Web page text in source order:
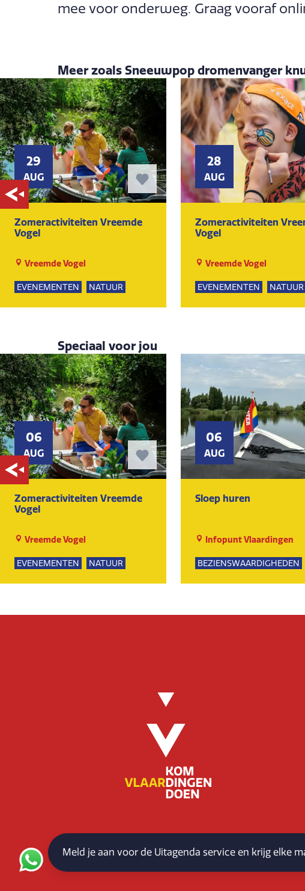
mee voor onderweg. Graag vooraf
Meer zoals Sneeuwpop dromenvanger
29
AUG
Zomeractiviteiten Vreemde
Vogel
Vreemde Vogel
EVENEMENTEN
NATUUR
SPEELTUIN
GROEPSUITJES
28
AUG
Zomeractiviteiten
Vogel
Vreemde Vogel
EVENEMENTEN
NATUUR
SPEELTUIN
Speciaal voor jou
06
AUG
Zomeractiviteiten Vreemde
Vogel
Vreemde Vogel
EVENEMENTEN
NATUUR
SPEELTUIN
GROEPSUITJES
06
AUG
Sloep huren
Infopunt Vlaardingen
BEZIENSWAARDIGHEDEN
NATUUR
Meld je aan voor de Uitagenda service en krijg elke